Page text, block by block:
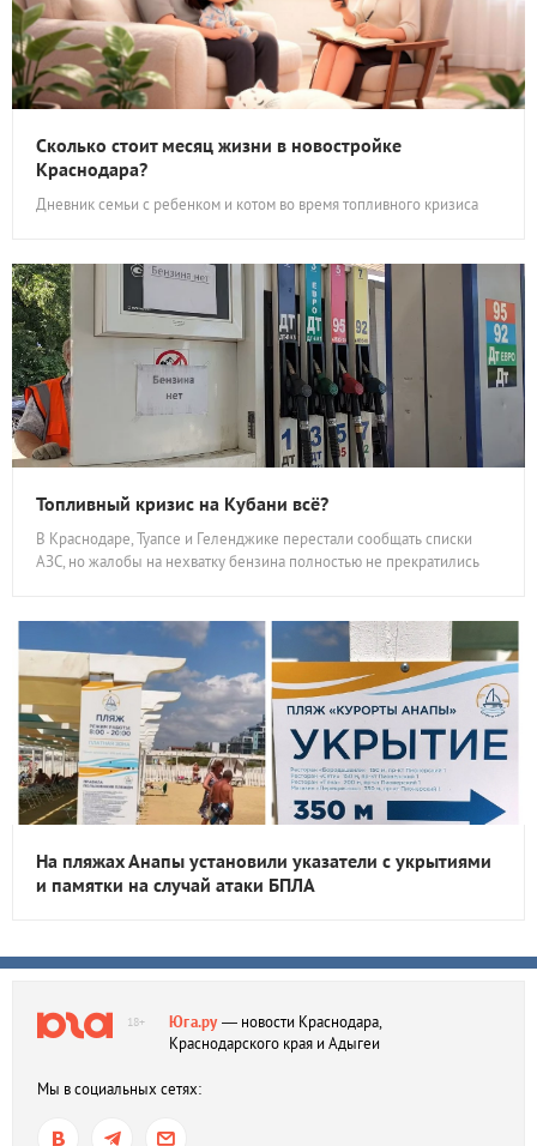
Сколько стоит месяц жизни в новостройке
Краснодара?
Дневник семьи с ребенком и котом во время топливного кризиса
Топливный кризис на Кубани всё?
В Краснодаре, Туапсе и Геленджике перестали сообщать списки
АЗС, но жалобы на нехватку бензина полностью не прекратились
На пляжах Анапы установили указатели с укрытиями
и памятки на случай атаки БПЛА
18+ Юга.ру— новости Краснодара,
Краснодарского края и Адыгеи
Мы в социальных сетях: